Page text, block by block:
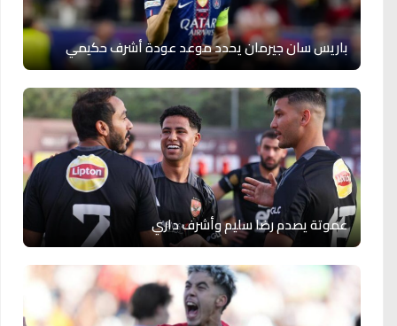
باريس سان جيرمان يحدد موعد عودة أشرف حكيمي
عموتة يصدم رضا سليم وأشرف داري